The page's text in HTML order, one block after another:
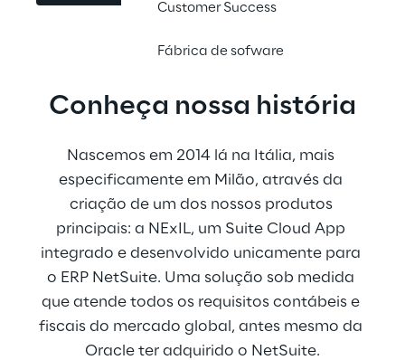
Customer Success
Fábrica de sofware
Conheça nossa história
Nascemos em 2014 lá na Itália, mais
especificamente em Milão, através da
criação de um dos nossos produtos
principais: a NExIL, um Suite Cloud App
integrado e desenvolvido unicamente para
o ERP NetSuite. Uma solução sob medida
que atende todos os requisitos contábeis e
fiscais do mercado global, antes mesmo da
Oracle ter adquirido o NetSuite.